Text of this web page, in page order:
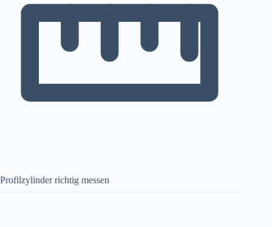
Profilzylinder richtig messen